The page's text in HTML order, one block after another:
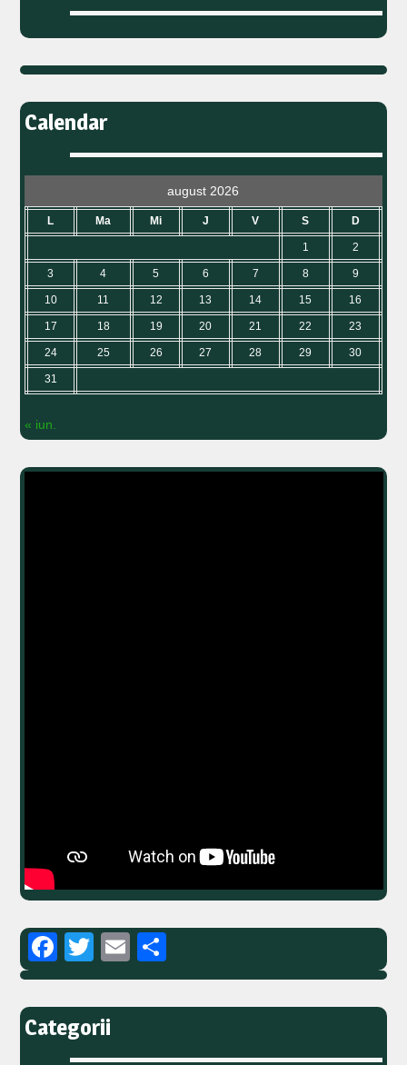
Calendar
august 2026
L Ma Mi J V S D
1 2
3 4 5 6 7 8 9
10 11 12 13 14 15 16
17 18 19 20 21 22 23
24 25 26 27 28 29 30
31
« iun.
Facebook
TwitterEmail
Categorii